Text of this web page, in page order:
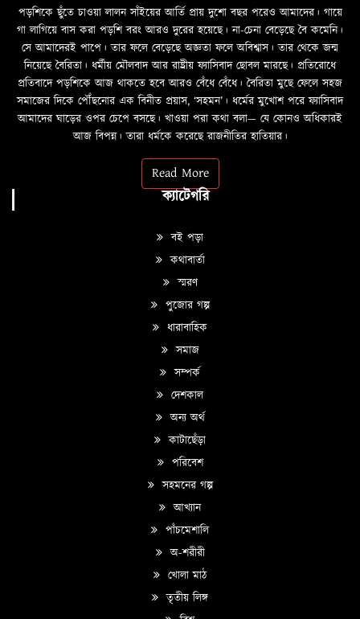
পড়শিকে ছুঁতে চাওয়া লালন সাঁইয়ের আর্তি প্রায় দুশো বছর পরেও আমাদের। গায়ে
গা লাগিয়ে বাস করা পড়শি বরং আরও দুরের হয়েছে। না-চেনা বেড়েছে বৈ কমেনি।
সে আমাদেরই পাপে। তার ফলে বেড়েছে অজ্ঞতা ফলে অবিশ্বাস। তার থেকে জন্ম
নিয়েছে বৈরিতা। ধর্মীয় মৌলবাদ আর রাষ্ট্রীয় ফ্যাসিবাদ ছোবল মারছে। প্রতিরোধে
প্রতিবাদে পড়শিকে আজ থাকতে হবে আরও বেঁধে বেঁধে। বৈরিতা মুছে ফেলে সহজ
সমাজের দিকে পৌঁছনোর এক বিনীত প্রয়াস, ‘সহমন’। ধর্মের মুখোশ পরে ফ্যাসিবাদ
আমাদের ঘাড়ের ওপর চেপে বসছে। খাওয়া পরা কথা বলা—­­ যে কোনও অধিকারই
আজ বিপন্ন। তারা ধর্মকে করেছে রাজনীতির হাতিয়ার।
Read More
ক্যাটেগরি
বই পড়া
কথাবার্তা
স্মরণ
পুজোর গল্প
ধারাবাহিক
সমাজ
সম্পর্ক
দেশকাল
অন্য অর্থ
কাটাছেঁড়া
পরিবেশ
সহমনের গল্প
আখ্যান
পাঁচমেশালি
অ-শরীরী
খোলা মাঠ
তৃতীয় লিঙ্গ